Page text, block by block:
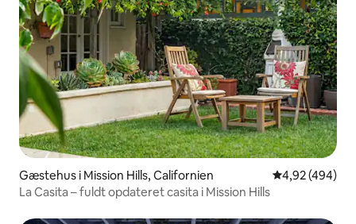
Gæstehus i Mission Hills, Californien 4,92 ud af 5 i
4,92 (494)
La Casita – fuldt opdateret casita i Mission Hills